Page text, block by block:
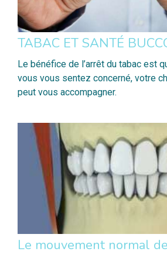
TABAC ET SANTÉ
Le bénéfice de l’arrêt du tabac est
vous vous sentez concerné, votre
peut vous accompagner.